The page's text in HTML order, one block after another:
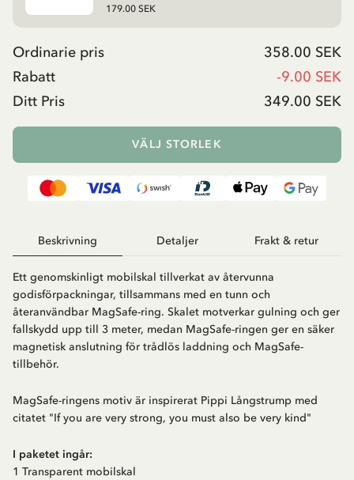
179.00 SEK
Ordinarie pris
358.00 SEK
Rabatt
-9.00 SEK
Ditt Pris
349.00 SEK
VÄLJ STORLEK
Beskrivning Detaljer Frakt & retur
Ett genomskinligt mobilskal tillverkat av återvunna
godisförpackningar, tillsammans med en tunn och
återanvändbar MagSafe-ring. Skalet motverkar gulning och ger
fallskydd upp till 3 meter, medan MagSafe-ringen ger en säker
magnetisk anslutning för trådlös laddning och MagSafe-
tillbehör.
MagSafe-ringens motiv är inspirerat Pippi Långstrump med
citatet "If you are very strong, you must also be very kind"
I paketet ingår:
1 Transparent mobilskal